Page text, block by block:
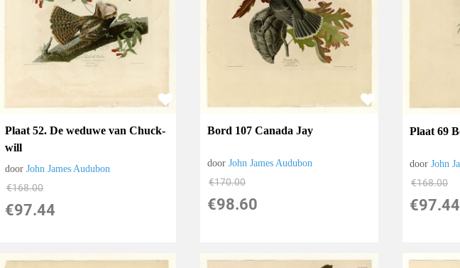
Plaat 52. De weduwe van Chuck-
will
doorJohn James Audubon
€168.00
€97.44
Bord 107 Canada Jay
doorJohn James Audubon
€170.00
€98.60
Plaat 69
doorJohn
€168.00
€97.44